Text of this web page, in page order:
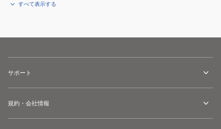
すべて表示する
サポート
規約・会社情報